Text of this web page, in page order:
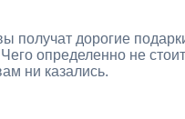
получат дорогие
определенно не стоит
ни казались.